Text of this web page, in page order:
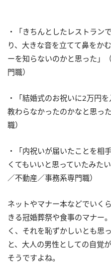
・「きちんとしたレストラン
り、大きな音を立てて鼻をか
ーを知らないのかと思った」
門職）
・「結婚式のお祝いに2万円
教わらなかったのかなと思っ
職）
・「内祝いが届いたことを相
くてもいいと思っていたみた
／不動産／事務系専門職）
ネットやマナー本などでいく
きる冠婚葬祭や食事のマナー
く、それを恥ずかしいとも思
と、大人の男性としての自覚
そうですよね。